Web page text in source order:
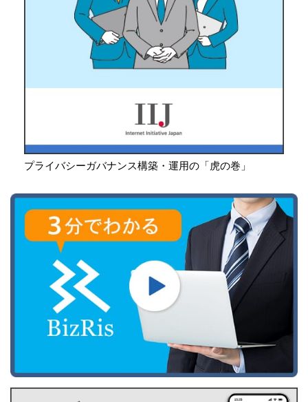
プライバシーガバナンス構築・運用の「虎の巻」